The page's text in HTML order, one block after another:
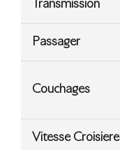
Transmission
Passager
Couchages
Vitesse Croisiere